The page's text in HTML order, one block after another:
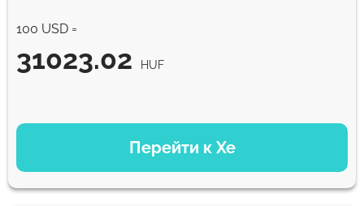
100 USD =
31023.02 HUF
Перейти к Xe
ВАРИАНТЫ ОПЛАТЫ
31023.02 HUF NaN д